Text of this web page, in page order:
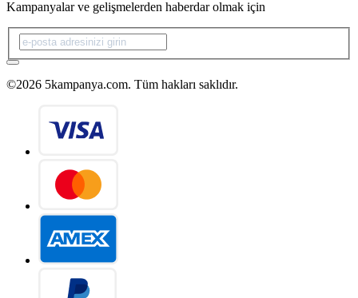
Kampanyalar ve gelişmelerden haberdar olmak için
©2026 5kampanya.com. Tüm hakları saklıdır.